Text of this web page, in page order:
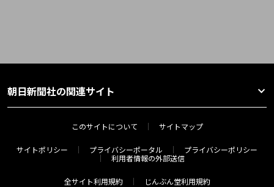
朝日新聞社の関連サイト
このサイトについて サイトマップ
サイトポリシー プライバシーポータル
プライバシーポリシー
利用者情報の外部送信
全サイト利用規約 じんぶん堂利用規約